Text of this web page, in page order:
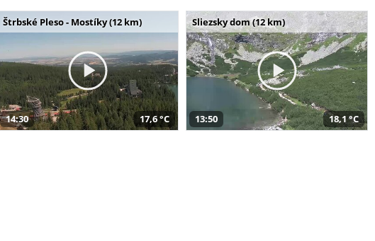
Štrbské Pleso - Mostíky (12 km)
14:30 17,6 °C
Sliezsky dom (12 km)
13:50 18,1 °C